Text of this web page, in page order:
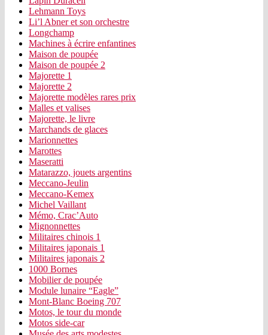
Lehmann Toys
Li’l Abner et son orchestre
Longchamp
Machines à écrire enfantines
Maison de poupée
Maison de poupée 2
Majorette 1
Majorette 2
Majorette modèles rares prix
Malles et valises
Majorette, le livre
Marchands de glaces
Marionnettes
Marottes
Maseratti
Matarazzo, jouets argentins
Meccano-Jeulin
Meccano-Kemex
Michel Vaillant
Mémo, Crac’Auto
Mignonnettes
Militaires chinois 1
Militaires japonais 1
Militaires japonais 2
1000 Bornes
Mobilier de poupée
Module lunaire “Eagle”
Mont-Blanc Boeing 707
Motos, le tour du monde
Motos side-car